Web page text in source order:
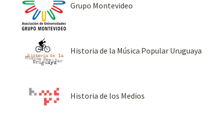
Grupo Montevideo
Historia de la Música Popular Uruguaya
Historia de los Medios